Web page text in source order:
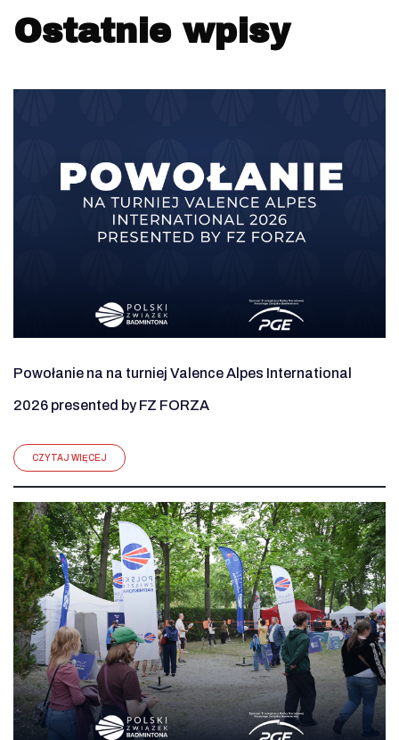
Ostatnie wpisy
Powołanie na na turniej Valence Alpes International
2026 presented by FZ FORZA
CZYTAJ WIĘCEJ